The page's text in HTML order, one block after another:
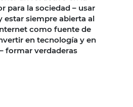
para la sociedad – usar
estar siempre abierta al
como fuente de
en tecnología y en
formar verdaderas